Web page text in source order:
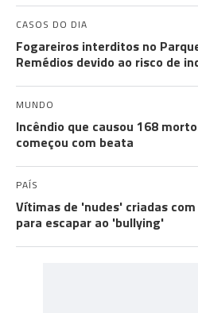
CASOS DO DIA
Fogareiros interditos no
Remédios devido ao risco de
MUNDO
Incêndio que causou 168
começou com beata
PAÍS
Vítimas de 'nudes' criadas
para escapar ao 'bullying'